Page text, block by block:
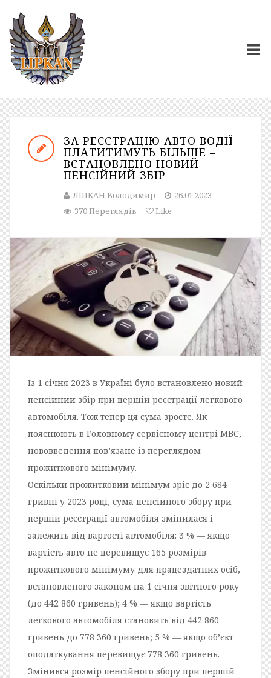
ЗА РЕЄСТРАЦІЮ АВТО ВОДІЇ
ПЛАТИТИМУТЬ БІЛЬШЕ –
ВСТАНОВЛЕНО НОВИЙ
ПЕНСІЙНИЙ ЗБІР
ЛІПКАН Володимир
26.01.2023
370 Переглядів
Like
Iз 1 сiчня 2023 в Українi було встановлено новий
пенсiйний збiр при першiй реєстрацiї легкового
автомобiля. Тож тепер ця сума зросте. Як
пояснюють в Головному сервiсному центрi МВС,
нововведення пов’язане iз переглядом
прожиткового мiнiмуму.
Оскiльки прожитковий мiнiмум зрiс до 2 684
гривнi у 2023 роцi, сума пенсiйного збору при
першiй реєстрацiї автомобiля змiнилася i
залежить вiд вартостi автомобiля: 3 % — якщо
вартiсть авто не перевищує 165 розмiрiв
прожиткового мiнiмуму для працездатних осiб,
встановленого законом на 1 сiчня звiтного року
(до 442 860 гривень); 4 % — якщо вартiсть
легкового автомобiля становить вiд 442 860
гривень до 778 360 гривень; 5 % — якщо об’єкт
оподаткування перевищує 778 360 гривень.
Змінився розмір пенсійного збору при першій